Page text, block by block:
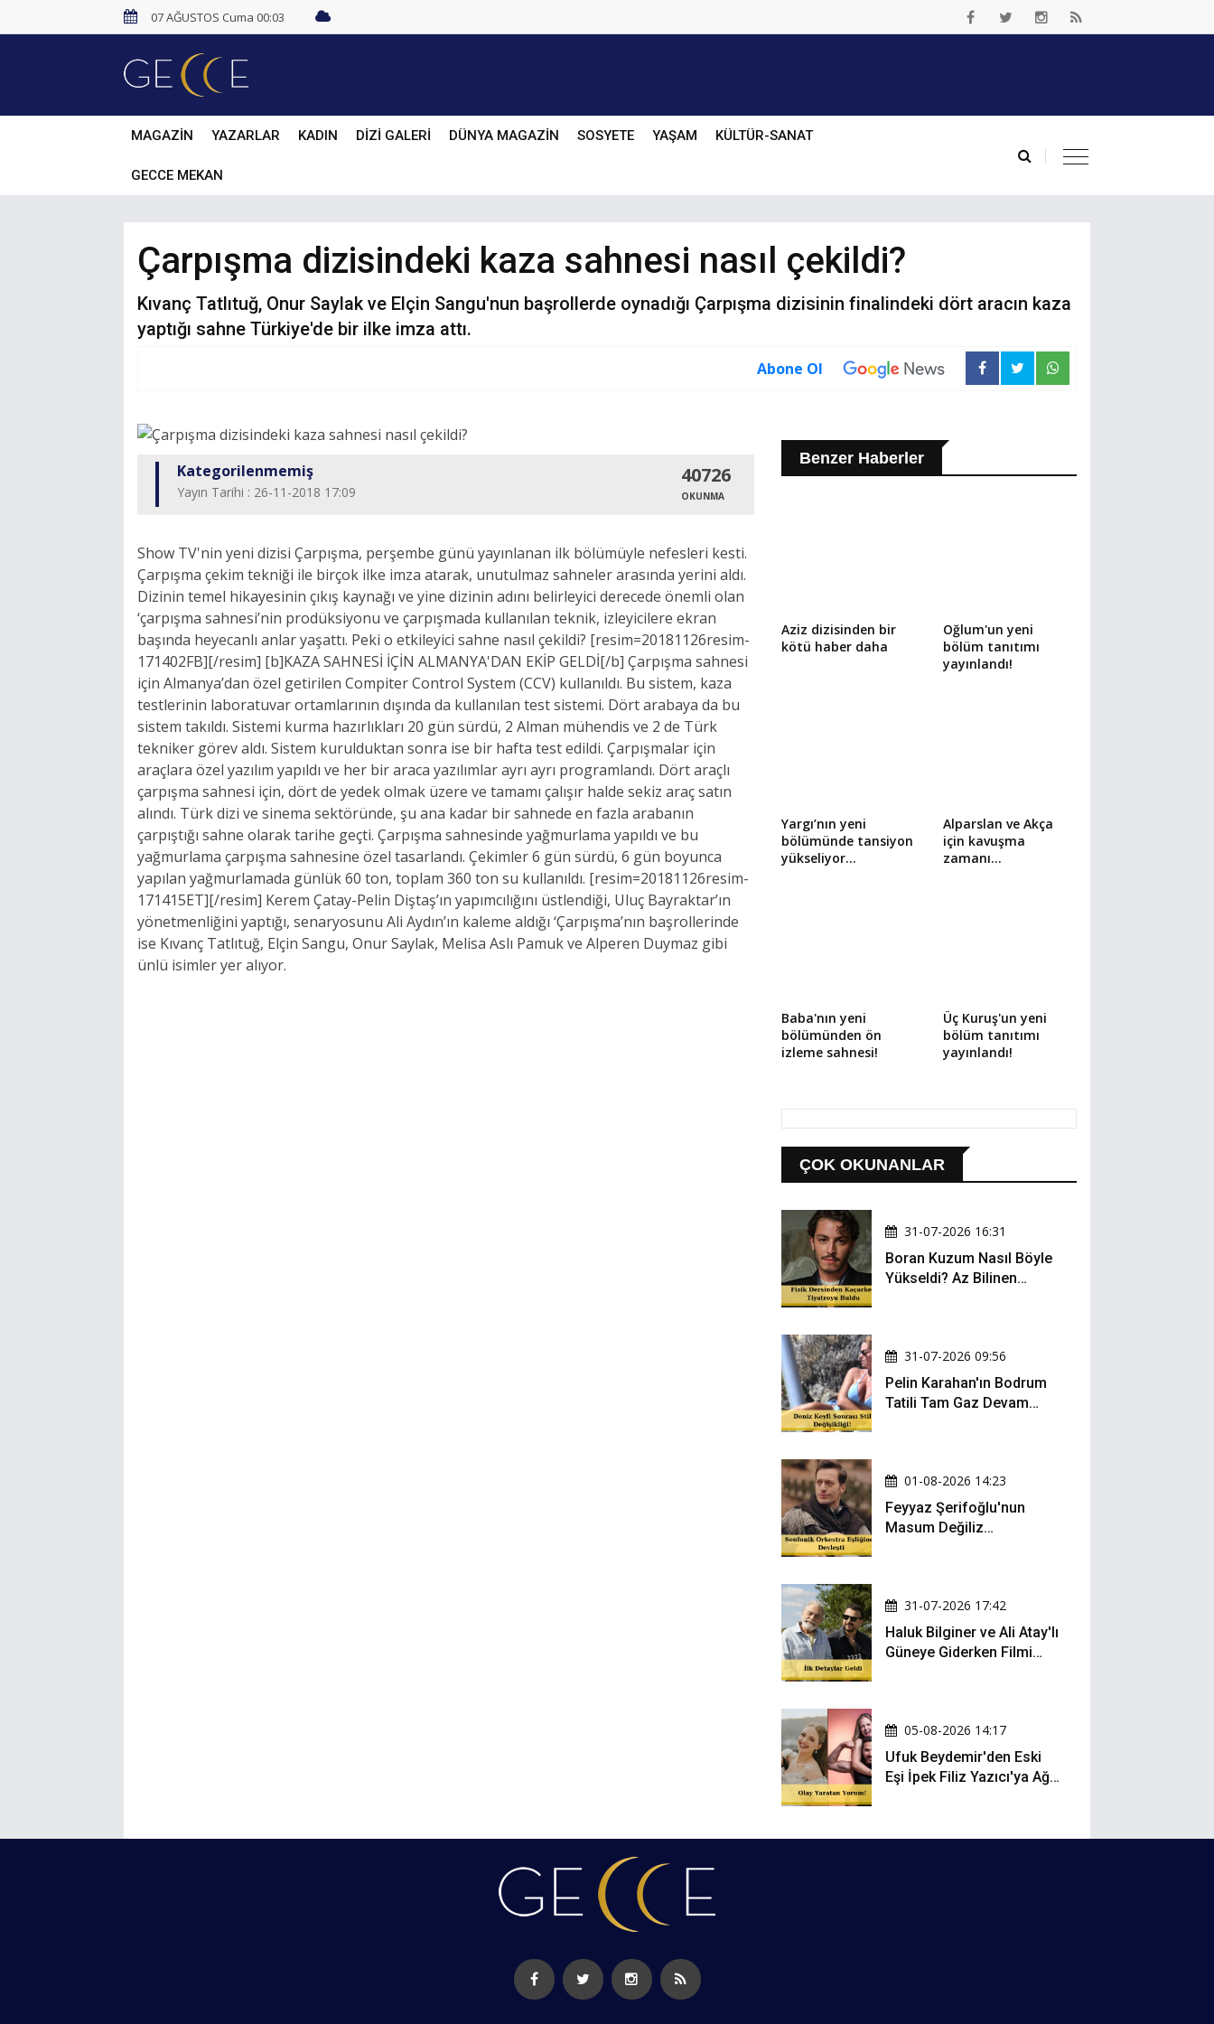
07 AĞUSTOS Cuma 00:03
MAGAZİN YAZARLAR KADIN DİZİ GALERİ DÜNYA MAGAZİN SOSYETE YAŞAM KÜLTÜR-SANAT
GECCE MEKAN
Çarpışma dizisindeki kaza sahnesi nasıl çekildi?
Kıvanç Tatlıtuğ, Onur Saylak ve Elçin Sangu'nun başrollerde oynadığı Çarpışma dizisinin finalindeki dört aracın kaza
yaptığı sahne Türkiye'de bir ilke imza attı.
Abone Ol
Kategorilenmemiş
Yayın Tarihi : 26-11-2018 17:09
40726
OKUNMA
Show TV'nin yeni dizisi Çarpışma, perşembe günü yayınlanan ilk bölümüyle nefesleri kesti.
Çarpışma çekim tekniği ile birçok ilke imza atarak, unutulmaz sahneler arasında yerini aldı.
Dizinin temel hikayesinin çıkış kaynağı ve yine dizinin adını belirleyici derecede önemli olan
‘çarpışma sahnesi’nin prodüksiyonu ve çarpışmada kullanılan teknik, izleyicilere ekran
başında heyecanlı anlar yaşattı. Peki o etkileyici sahne nasıl çekildi? [resim=20181126resim-
171402FB][/resim] [b]KAZA SAHNESİ İÇİN ALMANYA'DAN EKİP GELDİ[/b] Çarpışma sahnesi
için Almanya’dan özel getirilen Compiter Control System (CCV) kullanıldı. Bu sistem, kaza
testlerinin laboratuvar ortamlarının dışında da kullanılan test sistemi. Dört arabaya da bu
sistem takıldı. Sistemi kurma hazırlıkları 20 gün sürdü, 2 Alman mühendis ve 2 de Türk
tekniker görev aldı. Sistem kurulduktan sonra ise bir hafta test edildi. Çarpışmalar için
araçlara özel yazılım yapıldı ve her bir araca yazılımlar ayrı ayrı programlandı. Dört araçlı
çarpışma sahnesi için, dört de yedek olmak üzere ve tamamı çalışır halde sekiz araç satın
alındı. Türk dizi ve sinema sektöründe, şu ana kadar bir sahnede en fazla arabanın
çarpıştığı sahne olarak tarihe geçti. Çarpışma sahnesinde yağmurlama yapıldı ve bu
yağmurlama çarpışma sahnesine özel tasarlandı. Çekimler 6 gün sürdü, 6 gün boyunca
yapılan yağmurlamada günlük 60 ton, toplam 360 ton su kullanıldı. [resim=20181126resim-
171415ET][/resim] Kerem Çatay-Pelin Diştaş’ın yapımcılığını üstlendiği, Uluç Bayraktar’ın
yönetmenliğini yaptığı, senaryosunu Ali Aydın’ın kaleme aldığı ‘Çarpışma’nın başrollerinde
ise Kıvanç Tatlıtuğ, Elçin Sangu, Onur Saylak, Melisa Aslı Pamuk ve Alperen Duymaz gibi
ünlü isimler yer alıyor.
Benzer Haberler
Aziz dizisinden bir
kötü haber daha
Oğlum'un yeni
bölüm tanıtımı
yayınlandı!
Yargı’nın yeni
bölümünde tansiyon
yükseliyor…
Alparslan ve Akça
için kavuşma
zamanı…
Baba'nın yeni
bölümünden ön
izleme sahnesi!
Üç Kuruş'un yeni
bölüm tanıtımı
yayınlandı!
ÇOK OKUNANLAR
31-07-2026 16:31
Boran Kuzum Nasıl Böyle
Yükseldi? Az Bilinen
31-07-2026 09:56
Pelin Karahan'ın Bodrum
Tatili Tam Gaz Devam
01-08-2026 14:23
Feyyaz Şerifoğlu'nun
Masum Değiliz
31-07-2026 17:42
Haluk Bilginer ve Ali Atay'lı
Güneye Giderken Filmi
05-08-2026 14:17
Ufuk Beydemir'den Eski
Eşi İpek Filiz Yazıcı'ya Ağır